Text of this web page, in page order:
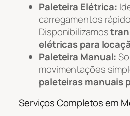
Paleteira Elétrica:
carregamentos
Disponibilizamos
elétricas para
Paleteira Manual:
movimentações
paleteiras manuais
Serviços Completos em